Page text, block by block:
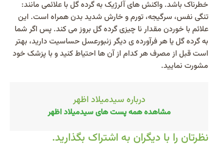
خطرناک باشد. واکنش های آلرژیک به گرده گل با علائمی مانند:
تنگی نفس، سرگیجه، تورم و خارش شدید بدن همراه است. این
علائم با خوردن مقدار نا چیزی گرده گل بروز می کند. پس اگر شما
به گرده گل یا هر فرآورده ی دیگر زنبورعسل حساسیت دارید، بهتر
است قبل از مصرف هر کدام از آن ها احتیاط کنید و با پزشک خود
مشورت نمایید.
درباره سیدمیلاد اظهر
مشاهده همه پست های سیدمیلاد اظهر
نظرتان را با دیگران به اشتراک بگذارید.